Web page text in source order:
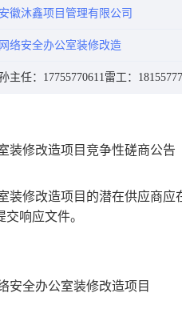
安徽沐鑫项目管理有限公司
网络安全办公室装修改造
主任：17755770611雷工：
装修改造项目竞争性磋商公告
装修改造项目 的潜在供应商应
交响应文件。
安全办公室装修改造项目